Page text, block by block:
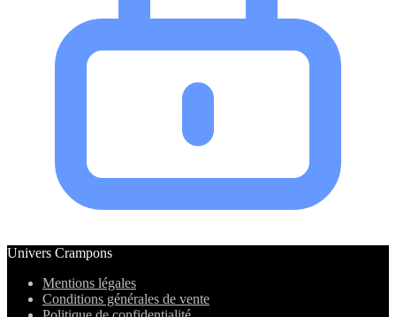
Univers Crampons
Mentions légales
Conditions générales de vente